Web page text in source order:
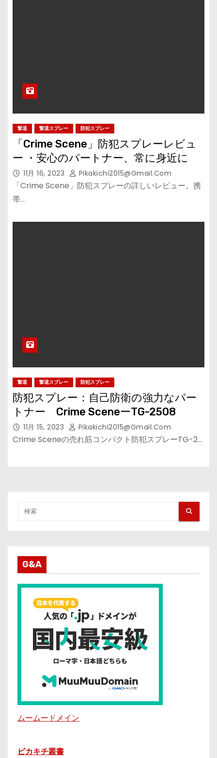
撃退 撃退スプレー 防犯スプレー
「Crime Scene」防犯スプレーレビュ
ー ・安心のパートナー、常に身近に
11月 16, 2023 Pikakichi2015@gmail.com
「Crime Scene」防犯スプレーの詳しいレビュー。携
帯…
撃退 撃退スプレー 防犯スプレー
防犯スプレー：自己防衛の強力なパー
トナー Crime SceneーTG-2508
11月 15, 2023 Pikakichi2015@gmail.com
Crime Sceneの売れ筋コンパクト防犯スプレーTG-2…
G&A
ムームードメイン
ピカキチ叢書